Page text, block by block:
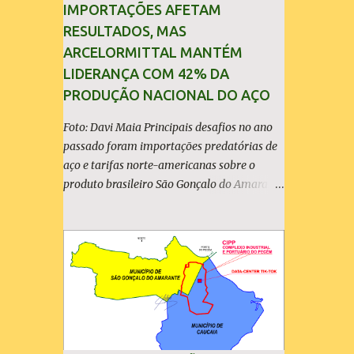
IMPORTAÇÕES AFETAM
RESULTADOS, MAS
ARCELORMITTAL MANTÉM
LIDERANÇA COM 42% DA
PRODUÇÃO NACIONAL DO AÇO
Foto: Davi Maia Principais desafios no ano
passado foram importações predatórias de
aço e tarifas norte-americanas sobre o
produto brasileiro São Gonçalo do Amarante
seus resultados financeiros e operacionais
consolidados (*) relativos ao exercício de
2025. As importações predatórias,
sobretudo da China, e as tarifas impostas
pelo Governo dos Estados Unidos afetaram
os resultados financeiros e operacionais da